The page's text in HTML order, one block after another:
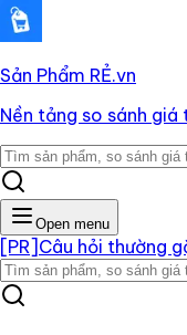
Sản Phẩm RẺ.vn
Nền tảng so sánh giá
Open menu
[PR] Câu hỏi thường